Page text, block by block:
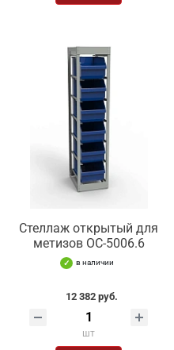
Стеллаж открытый для
метизов ОС-5006.6
в наличии
12 382 руб.
шт